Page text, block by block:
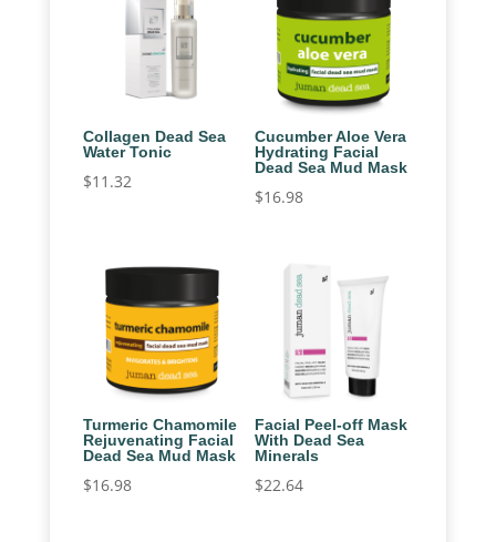
Collagen Dead Sea
Water Tonic
$11.32
Cucumber Aloe Vera
Hydrating Facial
Dead Sea Mud Mask
$16.98
Turmeric Chamomile
Rejuvenating Facial
Dead Sea Mud Mask
$16.98
Facial Peel-off Mask
With Dead Sea
Minerals
$22.64